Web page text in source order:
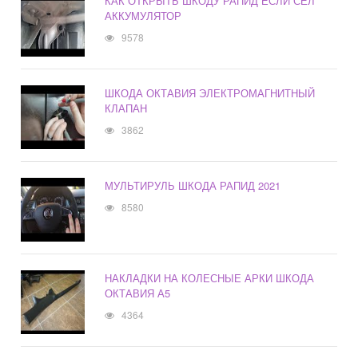
АККУМУЛЯТОР
9578
ШКОДА ОКТАВИЯ ЭЛЕКТРОМАГНИТНЫЙ
КЛАПАН
3862
МУЛЬТИРУЛЬ ШКОДА РАПИД 2021
8580
НАКЛАДКИ НА КОЛЕСНЫЕ АРКИ ШКОДА
ОКТАВИЯ А5
4364